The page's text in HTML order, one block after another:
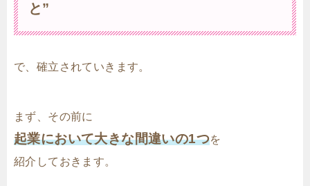
と”
で、確立されていきます。
まず、その前に
起業において大きな間違いの1つを
紹介しておきます。